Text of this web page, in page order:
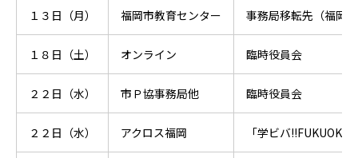
１３日（月） 福岡市教育センター 事務局移転先（福岡
１８日（土） オンライン 臨時役員会
２２日（水） 市Ｐ協事務局他 臨時役員会
２２日（水） アクロス福岡 「学ビバ